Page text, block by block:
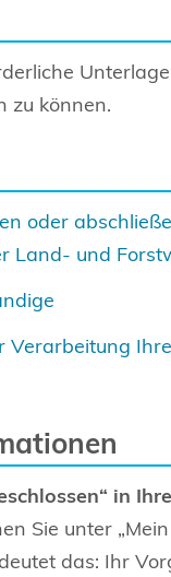
zu können.
oder
Land- und
Verarbeitung
in
Sie unter
das: Ihr